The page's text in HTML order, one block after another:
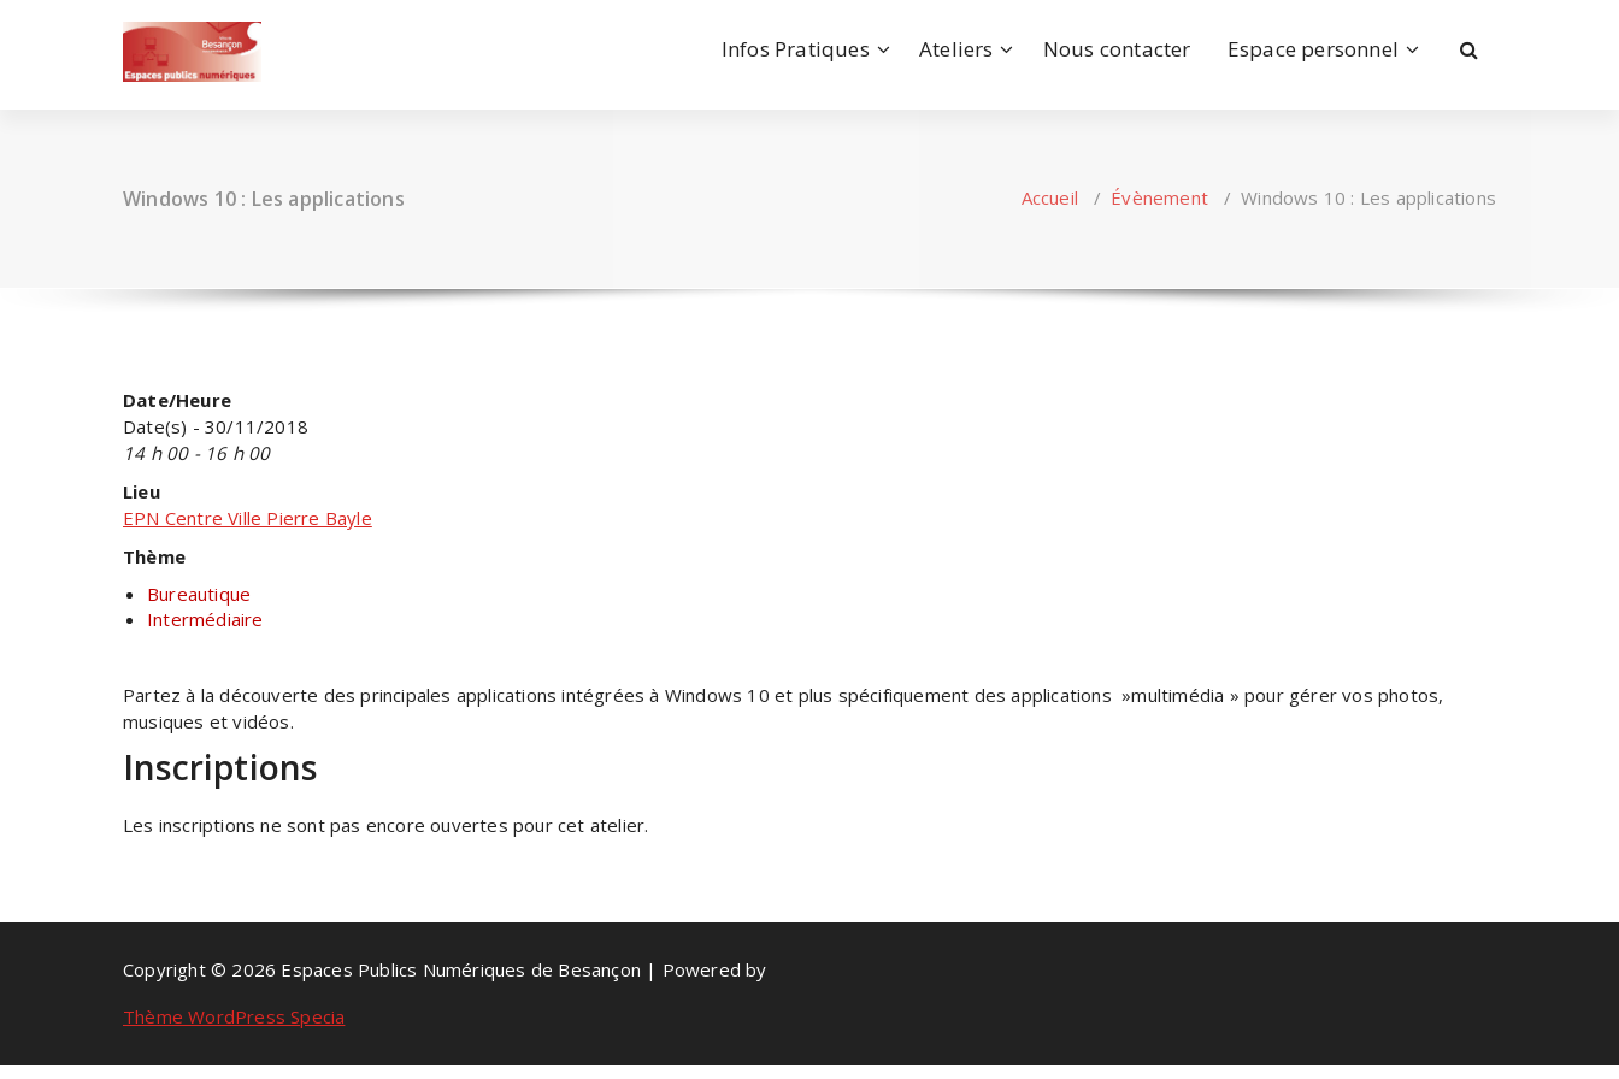
Infos Pratiques Ateliers Nous contacter Espace personnel
Windows 10 : Les applications Accueil / Évènement/Windows 10 : Les applications
Date/Heure
Date(s) - 30/11/2018
14 h 00 - 16 h 00
Lieu
EPN Centre Ville Pierre Bayle
Thème
Bureautique
Intermédiaire
Partez à la découverte des principales applications intégrées à Windows 10 et plus spécifiquement des applications »multimédia » pour gérer vos photos,
musiques et vidéos.
Inscriptions
Les inscriptions ne sont pas encore ouvertes pour cet atelier.
Copyright © 2026 Espaces Publics Numériques de Besançon | Powered by
Thème WordPress Specia